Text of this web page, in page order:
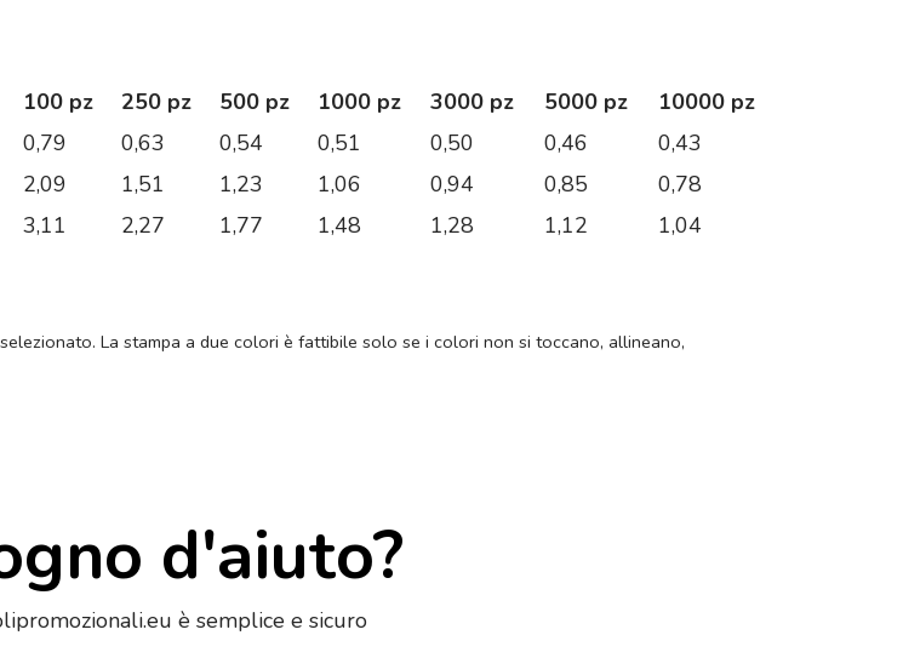
100 pz 250 pz 500 pz 1000 pz 3000 pz 5000 pz
10000 pz
0,79 0,63 0,54 0,51 0,50 0,46
0,43
2,09 1,51 1,23 1,06 0,94 0,85
0,78
3,11 2,27 1,77 1,48 1,28 1,12 1,04
La stampa a due colori è fattibile solo se i colori non si toccano, allineano,
d'aiuto?
è semplice e sicuro